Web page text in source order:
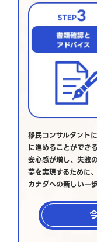
移民コンサルタント
に進めることができ
安心感が増し、失敗
夢を実現するために
カナダへの新しい一